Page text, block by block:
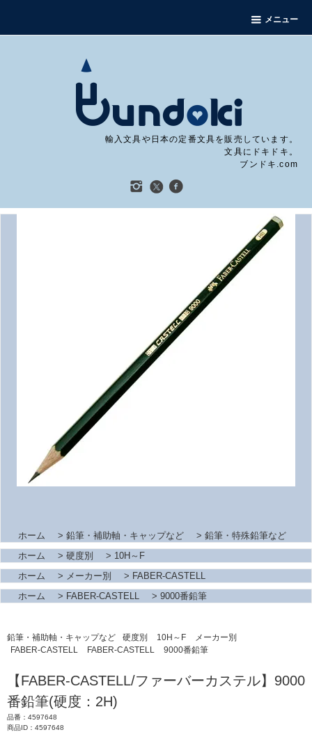
メニュー
輸入文具や日本の定番文具を販売しています。
文具にドキドキ。
ブンドキ.com
ホーム > 鉛筆・補助軸・キャップなど > 鉛筆・特殊鉛筆など
ホーム
> 硬度別 > 10H～F
ホーム
> メーカー別 > FABER-CASTELL
ホーム
> FABER-CASTELL > 9000番鉛筆
鉛筆・補助軸・キャップなど 硬度別 10H～F
メーカー別
FABER-CASTELL
FABER-CASTELL 9000番鉛筆
【FABER-CASTELL/ファーバーカステル】9000
番鉛筆(硬度：2H)
品番：4597648
商品ID：4597648